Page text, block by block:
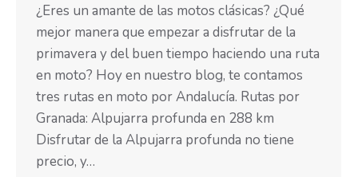
¿Eres un amante de las motos clásicas? ¿Qué
mejor manera que empezar a disfrutar de la
primavera y del buen tiempo haciendo una ruta
en moto? Hoy en nuestro blog, te contamos
tres rutas en moto por Andalucía. Rutas por
Granada: Alpujarra profunda en 288 km
Disfrutar de la Alpujarra profunda no tiene
precio, y…